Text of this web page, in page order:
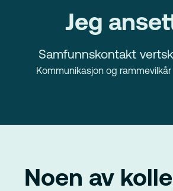
Jeg
Samfunnskontakt
Kommunikasjon og rammevilkår
Noen av